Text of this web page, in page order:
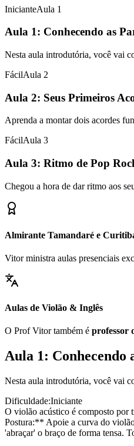
InicianteAula 1
Aula 1: Conhecendo as
Nesta aula introdutória, você vai
FácilAula 2
Aula 2: Seus Primeiros
Aprenda a montar dois acordes
FácilAula 3
Aula 3: Ritmo de Pop
Chegou a hora de dar ritmo aos
Almirante Tamandaré e
Vitor ministra aulas presenciais
Aulas de Violão & Inglês
O Prof Vitor também é professor
Aula 1: Conhecendo
Nesta aula introdutória, você vai
Dificuldade:Iniciante
O violão acústico é composto por
Postura:** Apoie a curva do
'abraçar' o braço de forma tensa.